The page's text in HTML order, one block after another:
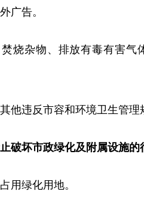
广告。
焚烧杂物、排放有毒有害
其他违反市容和环境卫生管理
破坏市政绿化及附属设施的
用绿化用地。